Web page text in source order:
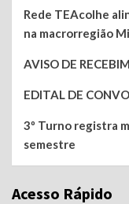
Rede TEAcolhe
na macrorregião
AVISO DE
EDITAL DE
3º Turno registra
semestre
Acesso Rápido